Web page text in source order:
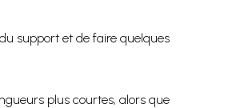
support et de faire quelques
plus courtes, alors que